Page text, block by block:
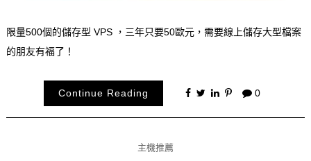
限量500個的儲存型 VPS ，三年只要50歐元，需要線上儲存大型檔案
的朋友有福了！
Continue Reading 0
主機推薦